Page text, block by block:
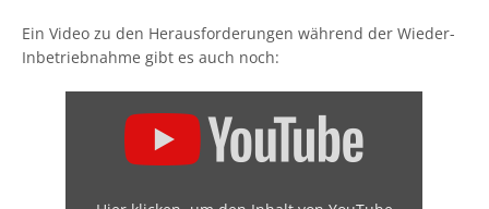
Ein Video zu den Herausforderungen während der Wieder-
Inbetriebnahme gibt es auch noch: